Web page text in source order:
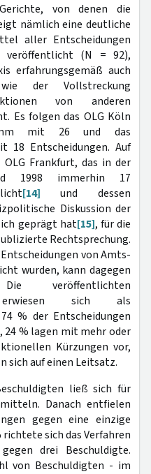
von denen die
nämlich eine deutliche
aller Entscheidungen
veröffentlicht (N = 92),
erfahrungsgemäß auch
der Vollstreckung
von anderen
Es folgen das OLG Köln
mit 26 und das
18 Entscheidungen. Auf
Frankfurt, das in der
1998 immerhin 17
[14] und dessen
Diskussion der
geprägt hat[15], für die
Rechtsprechung.
von Amts-
wurden, kann dagegen
veröffentlichten
erwiesen sich als
% der Entscheidungen
% lagen mit mehr oder
Kürzungen vor,
sich auf einen Leitsatz.
ließ sich für
Danach entfielen
gegen eine einzige
sich das Verfahren
drei Beschuldigte.
von Beschuldigten - im